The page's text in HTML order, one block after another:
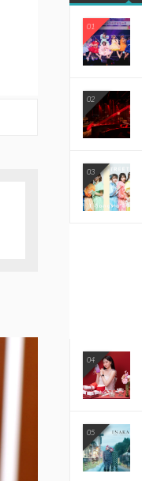
01
02
03
04
05